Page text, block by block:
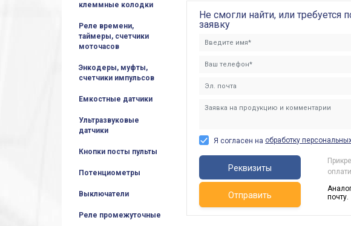
клеммные колодки
Реле времени,
таймеры, счетчики
моточасов
Энкодеры, муфты,
счетчики импульсов
Емкостные датчики
Ультразвуковые
датчики
Кнопки посты пульты
Потенциометры
Выключатели
Реле промежуточные
Не смогли найти, или требуется
заявку
Я согласен на обработку
Реквизиты
Отправить
почту.